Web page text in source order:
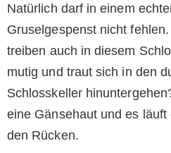
Natürlich darf in einem
Gruselgespenst nicht
treiben auch in diesem
mutig und traut sich in den
Schlosskeller
eine Gänsehaut und es
den Rücken.